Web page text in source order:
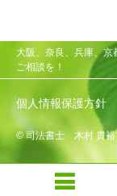
大阪、奈良、兵庫、京
ご相談を！
個人情報保護方針
© 司法書士 木村 貴裕